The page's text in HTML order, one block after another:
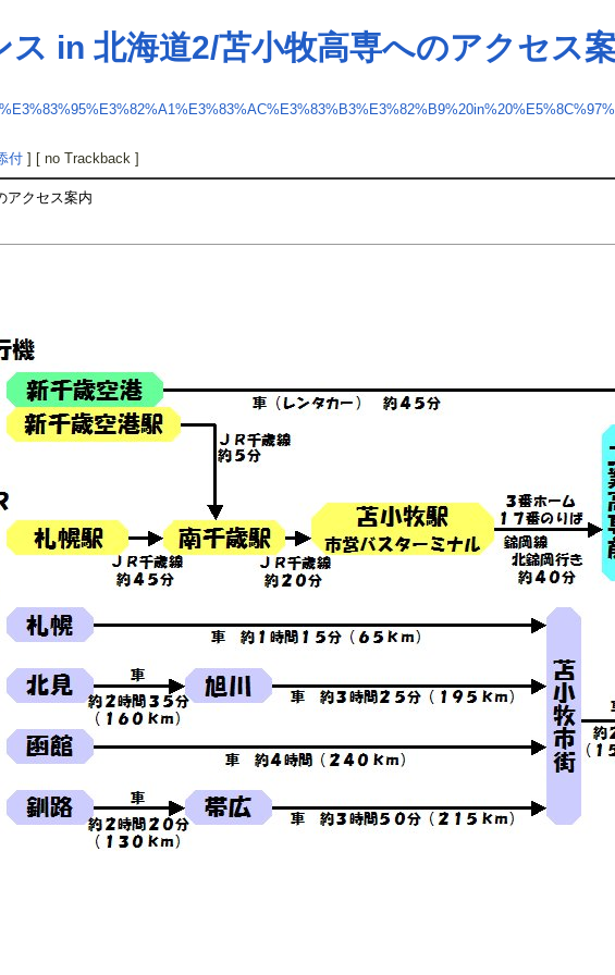
ス in 北海道2/苫小牧高専へのアクセス
付 ] [ no Trackback ]
アクセス案内